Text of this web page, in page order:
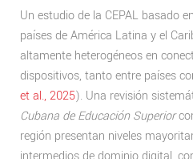
Un estudio de la CEPAL basado
países de América Latina y el
altamente heterogéneos en
dispositivos, tanto entre países
et al., 2025). Una revisión
Cubana de Educación Superior
región presentan niveles